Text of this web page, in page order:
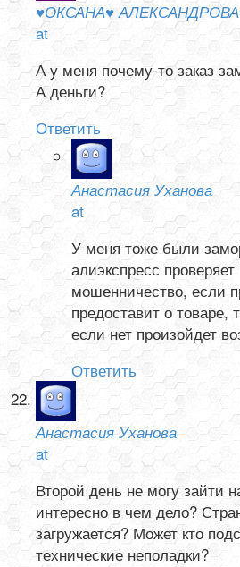
♥ОКСАНА♥
at
А у меня почему-то заказ
А деньги?
Ответить
Анастасия Уханова
at
У меня тоже были
алиэкспресс
мошенничество, если
предоставит о товаре,
если нет произойдет
Ответить
Анастасия Уханова
at
Второй день не могу зайти
интересно в чем дело?
загружается? Может кто
технические неполадки?